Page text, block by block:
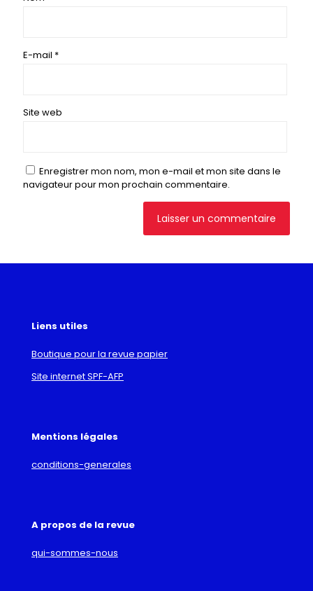
E-mail *
Site web
Enregistrer mon nom, mon e-mail et mon site dans le
navigateur pour mon prochain commentaire.
Liens utiles
Boutique pour la revue papier
Site internet SPF-AFP
Mentions légales
conditions-generales
A propos de la revue
qui-sommes-nous